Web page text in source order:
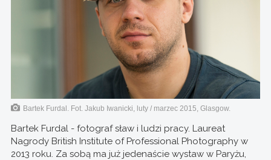
Bartek Furdal. Fot. Jakub Iwanicki, luty / marzec 2015, Glasgow.
Bartek Furdal - fotograf sław i ludzi pracy. Laureat
Nagrody British Institute of Professional Photography w
2013 roku. Za sobą ma już jedenaście wystaw w Paryżu,